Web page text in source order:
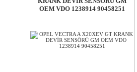
OEM VDO 1238914 90458251